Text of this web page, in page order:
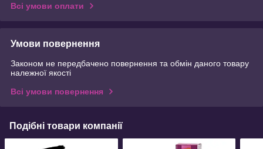
Всі умови оплати
Умови повернення
Законом не передбачено повернення та обмін даного товару
належної якості
Всі умови повернення
Подібні товари компанії